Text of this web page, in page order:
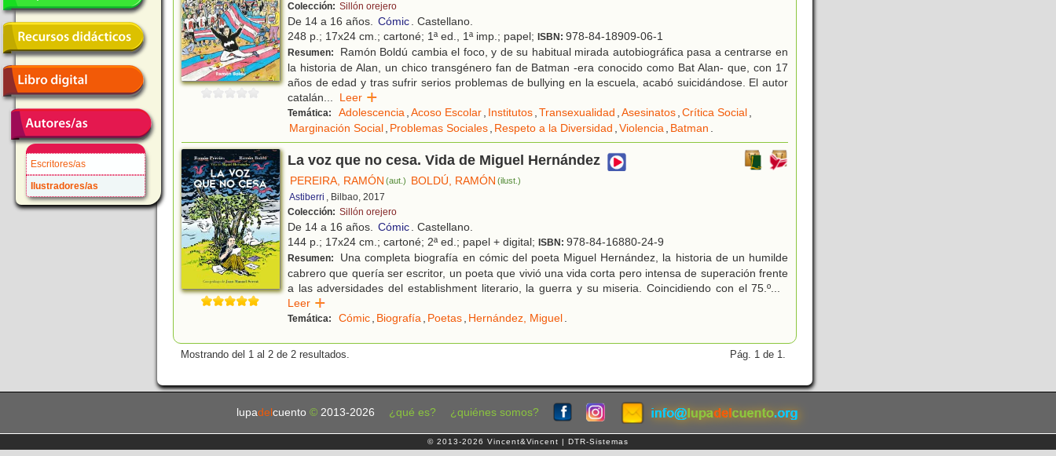
Escritores/as
Ilustradores/as
Colección: Sillón orejero
De 14 a 16 años. Cómic. Castellano.
248 p.; 17x24 cm.; cartoné; 1ª ed., 1ª imp.; papel; ISBN: 978-84-18909-06-1
Resumen:
Ramón Boldú cambia el foco, y de su habitual mirada autobiográfica pasa a centrarse en
la historia de Alan, un chico transgénero fan de Batman -era conocido como Bat Alan- que, con 17
años de edad y tras sufrir serios problemas de bullying en la escuela, acabó suicidándose. El autor
catalán... Leer
Temática: Adolescencia,Acoso Escolar, Institutos,Transexualidad ,Asesinatos,Crítica Social,
Marginación Social, Problemas Sociales, Respeto a la Diversidad ,Violencia, Batman .
La voz que no cesa. Vida de Miguel Hernández
PEREIRA, RAMÓN (aut.) BOLDÚ, RAMÓN (ilust.)
Astiberri , Bilbao, 2017
Colección: Sillón orejero
De 14 a 16 años. Cómic. Castellano.
144 p.; 17x24 cm.; cartoné; 2ª ed.; papel + digital; ISBN: 978-84-16880-24-9
Resumen:
Una completa biografía en cómic del poeta Miguel Hernández, la historia de un humilde
cabrero que quería ser escritor, un poeta que vivió una vida corta pero intensa de superación frente
a las adversidades del establishment literario, la guerra y su miseria. Coincidiendo con el 75.º...
Leer
Temática: Cómic, Biografía, Poetas, Hernández, Miguel.
Mostrando del 1 al 2 de 2 resultados. Pág. 1 de 1.
lupadel cuento © 2013-2026 ¿qué es? ¿quiénes somos?
© 2013-2026 Vincent&Vincent | DTR-Sistemas